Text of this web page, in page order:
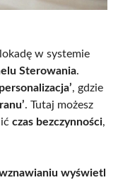
w systemie
Sterowania.
, gdzie
. Tutaj możesz
czas bezczynności,
wyświetl